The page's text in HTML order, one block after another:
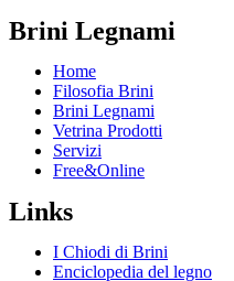
Brini Legnami
Home
Filosofia Brini
Brini Legnami
Vetrina Prodotti
Servizi
Free&Online
Links
I Chiodi di Brini
Enciclopedia del legno